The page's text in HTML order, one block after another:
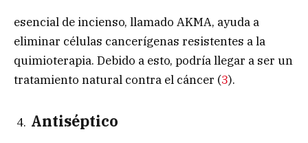
esencial de incienso, llamado AKMA, ayuda a
eliminar células cancerígenas resistentes a la
quimioterapia. Debido a esto, podría llegar a ser un
tratamiento natural contra el cáncer (3).
Antiséptico